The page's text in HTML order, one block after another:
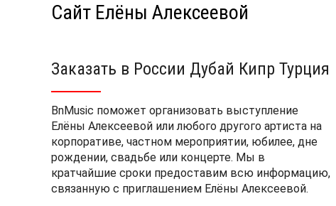
Сайт Елёны Алексеевой
Заказать в России Дубай Кипр Турция
BnMusic поможет организовать выступление
Елёны Алексеевой или любого другого артиста на
корпоративе, частном мероприятии, юбилее, дне
рождении, свадьбе или концерте. Мы в
кратчайшие сроки предоставим всю информацию,
связанную с приглашением Елёны Алексеевой.